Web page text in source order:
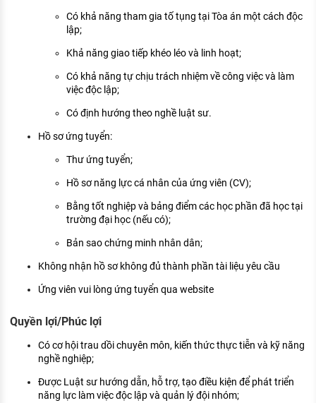
Có khả năng tham gia tố tụng tại Tòa án một cách độc
lập;
Khả năng giao tiếp khéo léo và linh hoạt;
Có khả năng tự chịu trách nhiệm về công việc và làm
việc độc lập;
Có định hướng theo nghề luật sư.
Hồ sơ ứng tuyển:
Thư ứng tuyển;
Hồ sơ năng lực cá nhân của ứng viên (CV);
Bằng tốt nghiệp và bảng điểm các học phần đã học tại
trường đại học (nếu có);
Bản sao chứng minh nhân dân;
Không nhận hồ sơ không đủ thành phần tài liệu yêu cầu
Ứng viên vui lòng ứng tuyển qua website
Quyền lợi/Phúc lợi
Có cơ hội trau dồi chuyên môn, kiến thức thực tiễn và kỹ năng
nghề nghiệp;
Được Luật sư hướng dẫn, hỗ trợ, tạo điều kiện để phát triển
năng lực làm việc độc lập và quản lý đội nhóm;